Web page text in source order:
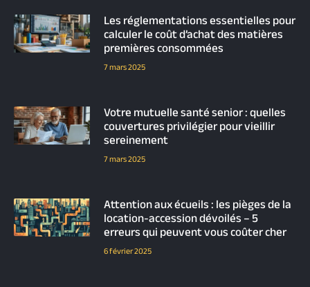
Les réglementations essentielles pour
calculer le coût d’achat des matières
premières consommées
7 mars 2025
Votre mutuelle santé senior : quelles
couvertures privilégier pour vieillir
sereinement
7 mars 2025
Attention aux écueils : les pièges de la
location-accession dévoilés – 5
erreurs qui peuvent vous coûter cher
6 février 2025